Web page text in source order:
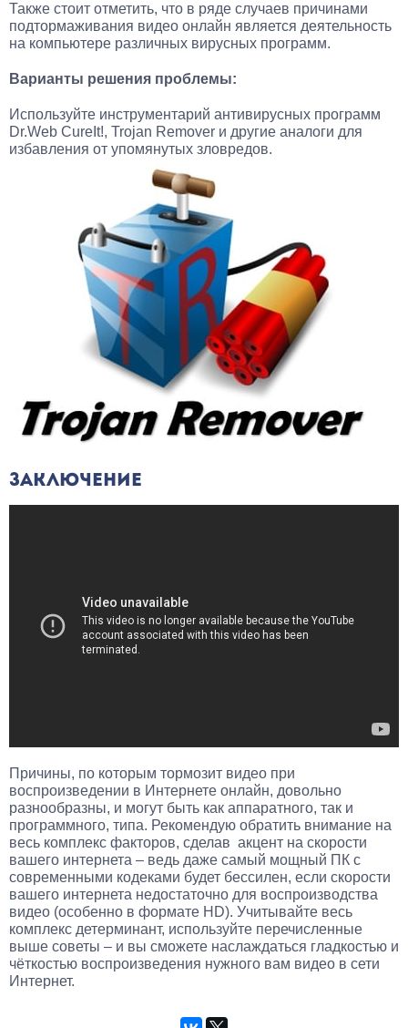
Также стоит отметить, что в ряде случаев причинами
подтормаживания видео онлайн является деятельность
на компьютере различных вирусных программ.
Варианты решения проблемы:
Используйте инструментарий антивирусных программ
Dr.Web CureIt!, Trojan Remover и другие аналоги для
избавления от упомянутых зловредов.
ЗАКЛЮЧЕНИЕ
Причины, по которым тормозит видео при
воспроизведении в Интернете онлайн, довольно
разнообразны, и могут быть как аппаратного, так и
программного, типа. Рекомендую обратить внимание на
весь комплекс факторов, сделав акцент на скорости
вашего интернета – ведь даже самый мощный ПК с
современными кодеками будет бессилен, если скорости
вашего интернета недостаточно для воспроизводства
видео (особенно в формате HD). Учитывайте весь
комплекс детерминант, используйте перечисленные
выше советы – и вы сможете наслаждаться гладкостью и
чёткостью воспроизведения нужного вам видео в сети
Интернет.